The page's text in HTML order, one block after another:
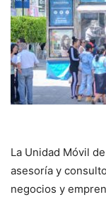
La Unidad Móvil
asesoría y
negocios y